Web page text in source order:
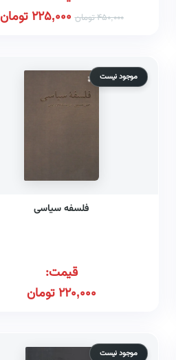
450,000تومان 225,000تومان
موجود نیست
فلسفه سیاسی
قیمت:
220,000تومان
موجود نیست